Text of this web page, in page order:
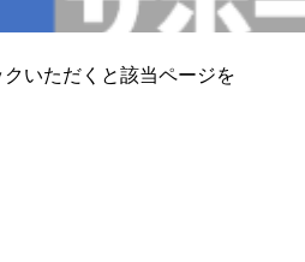
いただくと該当ページを